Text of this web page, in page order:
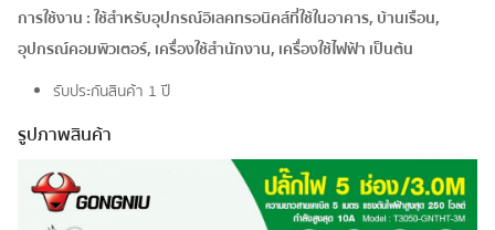
การใช้งาน : ใช้สำหรับอุปกรณ์อิเลคทรอนิคส์ที่ใช้ในอาคาร, บ้านเรือน,
อุปกรณ์คอมพิวเตอร์, เครื่องใช้สำนักงาน, เครื่องใช้ไฟฟ้า เป็นต้น
รับประกันสินค้า 1 ปี
รูปภาพสินค้า